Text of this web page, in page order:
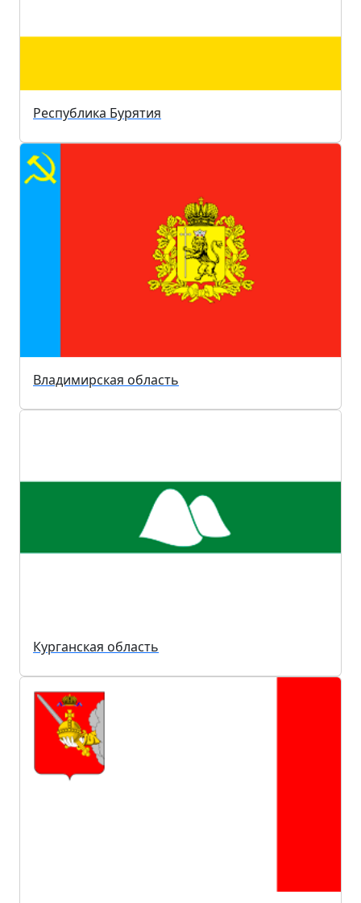
Республика Бурятия
Владимирская область
Курганская область